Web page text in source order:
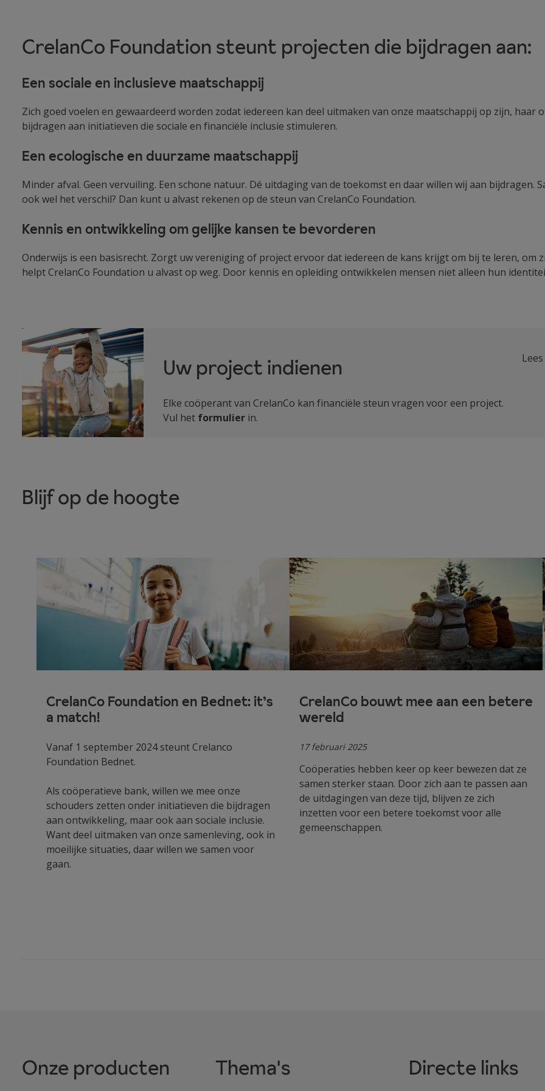
CrelanCo Foundation steunt projecten die bijdragen aan:
Een sociale en inclusieve maatschappij
Zich goed voelen en gewaardeerd worden zodat iedereen kan deel uitmaken van onze maatschappij op zijn, haar
bijdragen aan initiatieven die sociale en financiële inclusie stimuleren.
Een ecologische en duurzame maatschappij
Minder afval. Geen vervuiling. Een schone natuur. Dé uitdaging van de toekomst en daar willen wij aan bijdragen.
ook wel het verschil? Dan kunt u alvast rekenen op de steun van CrelanCo Foundation.
Kennis en ontwikkeling om gelijke kansen te bevorderen
Onderwijs is een basisrecht. Zorgt uw vereniging of project ervoor dat iedereen de kans krijgt om bij te leren, om
helpt CrelanCo Foundation u alvast op weg. Door kennis en opleiding ontwikkelen mensen niet alleen hun
Uw project indienen
Elke coöperant van CrelanCo kan financiële steun vragen voor een project.
Vul het formulier in.
Blijf op de hoogte
CrelanCo Foundation en Bednet: it’s
a match!
Vanaf 1 september 2024 steunt Crelanco
Foundation Bednet.
Als coöperatieve bank, willen we mee onze
schouders zetten onder initiatieven die bijdragen
aan ontwikkeling, maar ook aan sociale inclusie.
Want deel uitmaken van onze samenleving, ook in
moeilijke situaties, daar willen we samen voor
gaan.
CrelanCo bouwt mee aan een betere
wereld
17 februari 2025
Coöperaties hebben keer op keer bewezen dat ze
samen sterker staan. Door zich aan te passen aan
de uitdagingen van deze tijd, blijven ze zich
inzetten voor een betere toekomst voor alle
gemeenschappen.
Onze producten Thema's Directe links